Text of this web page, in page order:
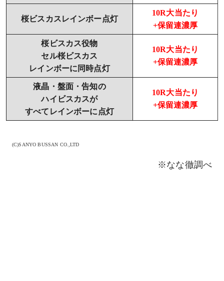
桜ビスカスレインボー点灯
10R大当たり
+保留連濃厚
桜ビスカス役物
セル桜ビスカス
レインボーに同時点灯
10R大当たり
+保留連濃厚
液晶・盤面・告知の
ハイビスカスが
すべてレインボーに点灯
10R大当たり
+保留連濃厚
(C)SANYO BUSSAN CO.,LTD
※なな徹調べ